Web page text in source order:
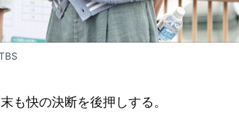
も快の決断を後押しする。